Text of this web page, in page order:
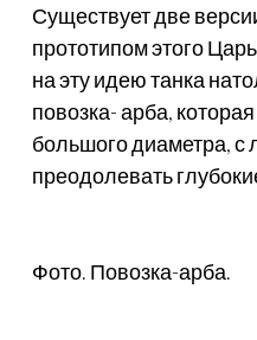
Существует две
прототипом этого
на эту идею танка
повозка- арба,
большого диаметра, с
преодолевать
Фото. Повозка-арба.